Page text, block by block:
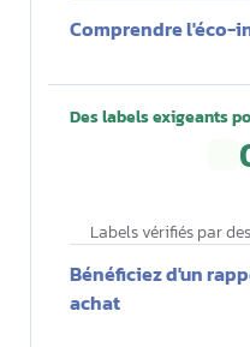
Comprendre l'éco-
Des labels exigeants
Labels vérifiés par
Bénéficiez d'un
achat